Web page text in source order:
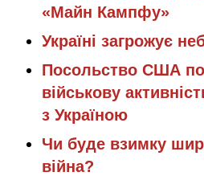
«Майн Кампфу»
Україні загрожує
Посольство США
військову
з Україною
Чи буде взимку
війна?